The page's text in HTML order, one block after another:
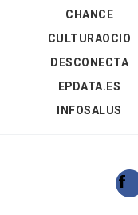
CHANCE
CULTURAOCIO
DESCONECTA
EPDATA.ES
INFOSALUS